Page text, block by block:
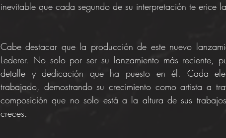
inevitable que cada segundo de su interpretación te erice
Cabe destacar que la producción de este nuevo
Lederer. No solo por ser su lanzamiento más reciente,
detalle y dedicación que ha puesto en él. Cada
trabajado, demostrando su crecimiento como artista a
composición que no solo está a la altura de sus
creces.